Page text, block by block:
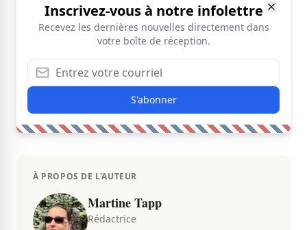
Inscrivez-vous à notre infolettre
Recevez les dernières nouvelles directement dans
votre boîte de réception.
S'abonner
À PROPOS DE L'AUTEUR
Martine Tapp
Rédactrice